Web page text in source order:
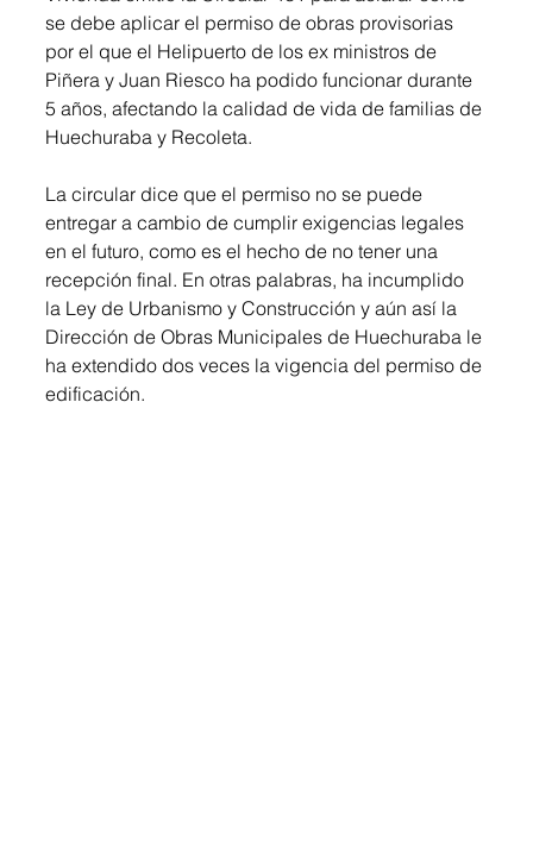
se debe aplicar el permiso de obras provisorias
por el que el Helipuerto de los ex ministros de
Piñera y Juan Riesco ha podido funcionar durante
5 años, afectando la calidad de vida de familias de
Huechuraba y Recoleta.
La circular dice que el permiso no se puede
entregar a cambio de cumplir exigencias legales
en el futuro, como es el hecho de no tener una
recepción final. En otras palabras, ha incumplido
la Ley de Urbanismo y Construcción y aún así la
Dirección de Obras Municipales de Huechuraba le
ha extendido dos veces la vigencia del permiso de
edificación.